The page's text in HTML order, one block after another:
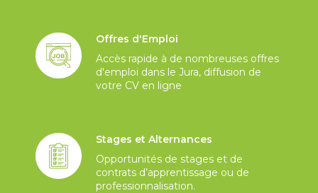
Offres d'Emploi
Accès rapide à de nombreuses offres
d'emploi dans le Jura, diffusion de
votre CV en ligne
Stages et Alternances
Opportunités de stages et de
contrats d’apprentissage ou de
professionnalisation.